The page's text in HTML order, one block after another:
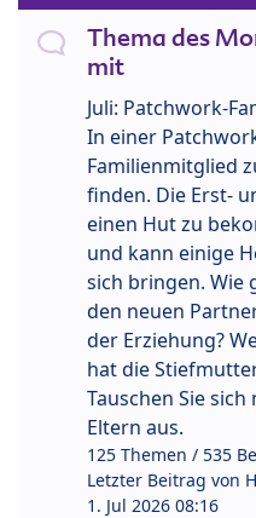
Thema des
mit
Juli: Patchwork-
In einer
Familienmitglied
finden. Die Erst-
einen Hut zu
und kann einige
sich bringen. Wie
den neuen
der Erziehung?
hat die
Tauschen Sie
Eltern aus.
125 Themen / 535
Letzter Beitrag von
1. Jul 2026 08:16